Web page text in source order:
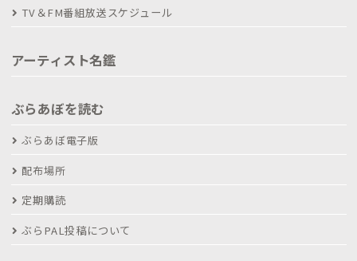
TV＆FM番組放送スケジュール
アーティスト名鑑
ぶらあぼを読む
ぶらあぼ電子版
配布場所
定期購読
ぶらPAL投稿について